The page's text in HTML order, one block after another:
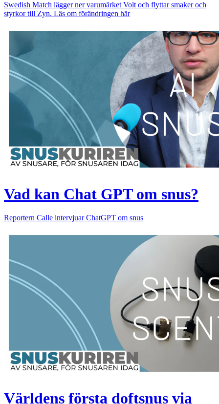
Swedish Match lägger ner varumärket Volt och flyttar smaker och
styrkor till Zyn. Läs om förändringen här
Vad kan Chat GPT om snus?
Reportern Calle intervjuar ChatGPT om snus
Världens första doftsnus via